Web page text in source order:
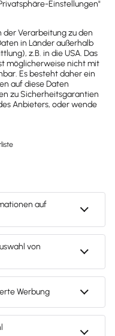
Entgelt
den
Software für